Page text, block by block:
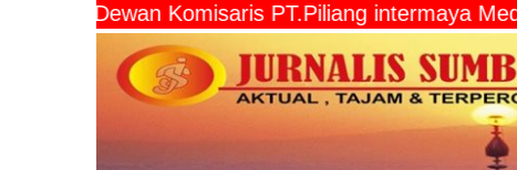
" Dewan Komisaris PT.Piliang intermaya